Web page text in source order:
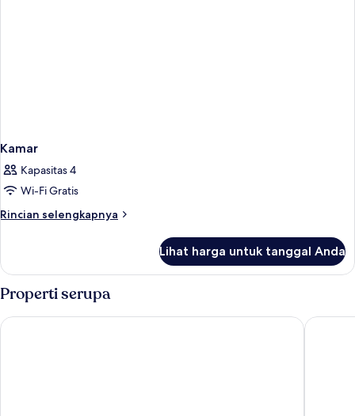
Kamar
Kapasitas 4
Wi-Fi Gratis
Rincian selengkapnya
Rincian
Kamar
Lihat harga untuk tanggal Anda
Properti serupa
Kensington Gardens Hotel Byron